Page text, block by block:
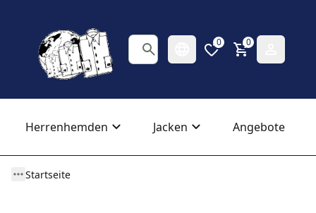
0 0
Herrenhemden Jacken Angebote
Startseite